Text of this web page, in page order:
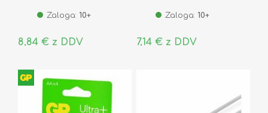
Zaloga: 10+
8,84 € z DDV
Zaloga: 10+
7,14 € z DDV